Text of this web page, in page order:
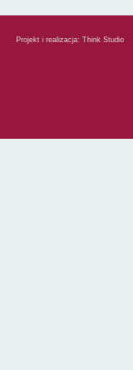
Projekt i realizacja: Think Studio